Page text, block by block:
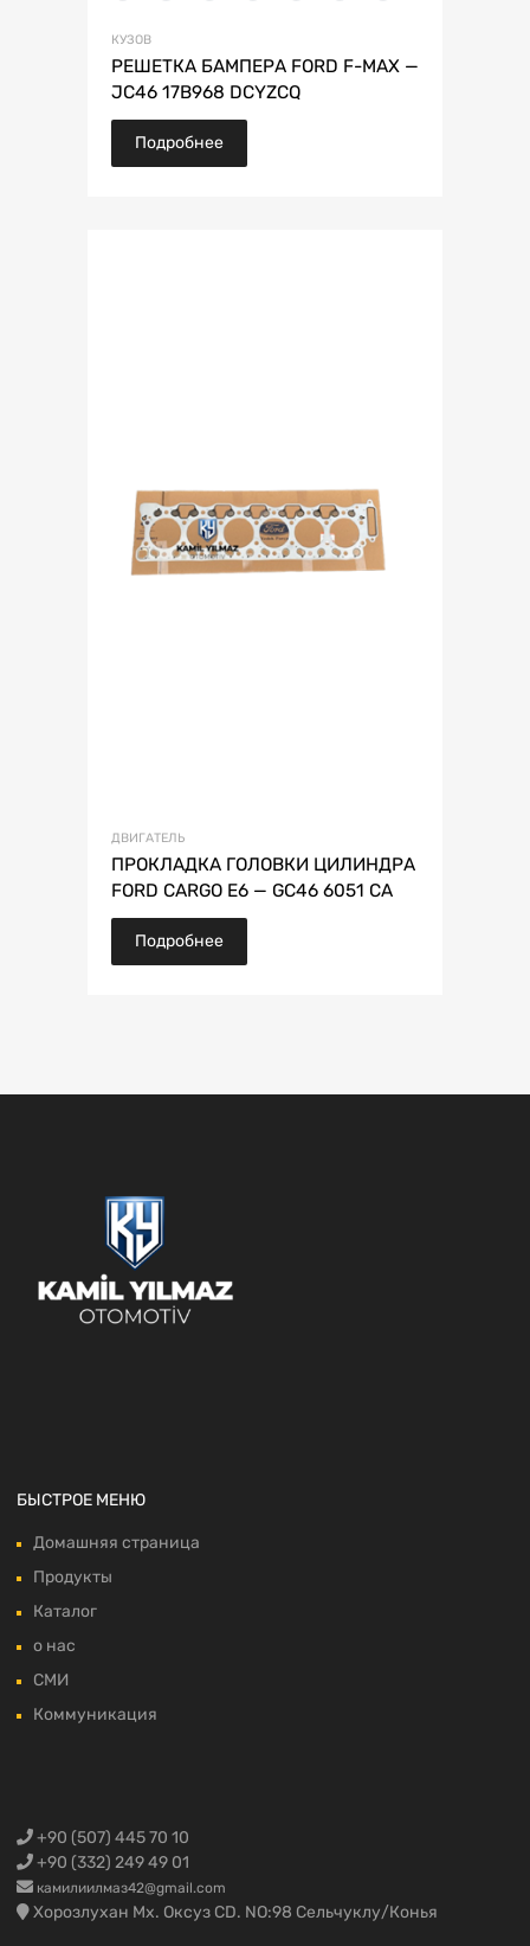
КУЗОВ
РЕШЕТКА БАМПЕРА FORD F-MAX —
JC46 17B968 DCYZCQ
Подробнее
ДВИГАТЕЛЬ
ПРОКЛАДКА ГОЛОВКИ ЦИЛИНДРА
FORD CARGO E6 — GC46 6051 CA
Подробнее
БЫСТРОЕ МЕНЮ
Домашняя страница
Продукты
Каталог
о нас
СМИ
Коммуникация
+90 (507) 445 70 10
+90 (332) 249 49 01
камилиилмаз42@gmail.com
Хорозлухан Мх. Оксуз CD. NO:98 Сельчуклу/Конья